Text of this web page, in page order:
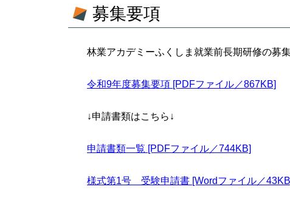
募集要項
林業アカデミーふくしま就業前長期研修の募
令和9年度募集要項 [PDFファイル／867KB]
↓申請書類はこちら↓
申請書類一覧 [PDFファイル／744KB]
様式第1号 受験申請書 [Wordファイル／